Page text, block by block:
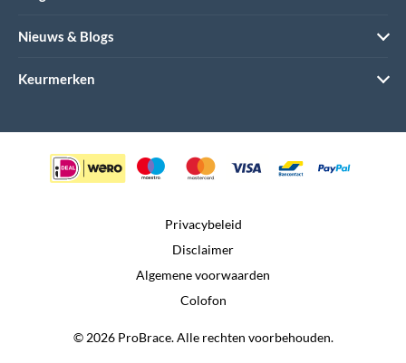
Nieuws & Blogs
Keurmerken
© 2026 ProBrace. Alle rechten voorbehouden.
Privacybeleid
Disclaimer
Algemene voorwaarden
Colofon